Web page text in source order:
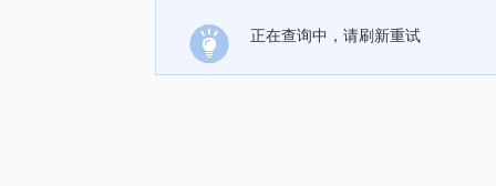
正在查询中，请刷新重试